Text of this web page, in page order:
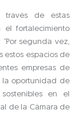
través de estas
el fortalecimiento
segunda vez,
estos espacios de
empresas de
la oportunidad de
en el
de la Cámara de